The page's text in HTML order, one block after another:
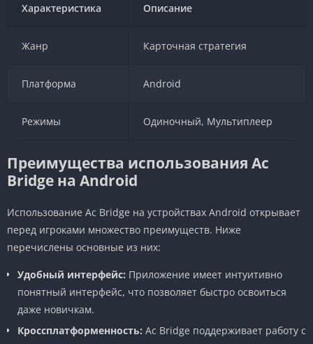
Характеристика Описание
Жанр Карточная стратегия
Платформа Android
Режимы Одиночный, Мультиплеер
Преимущества использования Ac
Bridge на Android
Использование Ac Bridge на устройствах Android открывает
перед игроками множество преимуществ. Ниже
перечислены основные из них:
Удобный интерфейс: Приложение имеет интуитивно
понятный интерфейс, что позволяет быстро освоиться
даже новичкам.
Кроссплатформенность: Ac Bridge поддерживает работу с